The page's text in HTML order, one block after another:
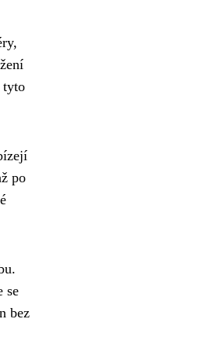
tyto
po
se
bez